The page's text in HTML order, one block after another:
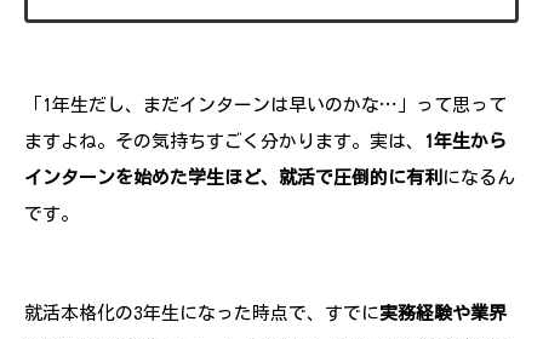
「1年生だし、まだインターンは早いのかな…」って思って
ますよね。その気持ちすごく分かります。実は、
1年生から
インターンを始めた学生ほど、就活で圧倒的に有利 になるん
です。
就活本格化の3年生になった時点で、すでに実務経験や業界